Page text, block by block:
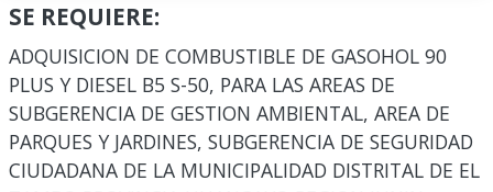
SE REQUIERE:
ADQUISICION DE COMBUSTIBLE DE GASOHOL 90
PLUS Y DIESEL B5 S-50, PARA LAS AREAS DE
SUBGERENCIA DE GESTION AMBIENTAL, AREA DE
PARQUES Y JARDINES, SUBGERENCIA DE SEGURIDAD
CIUDADANA DE LA MUNICIPALIDAD DISTRITAL DE EL